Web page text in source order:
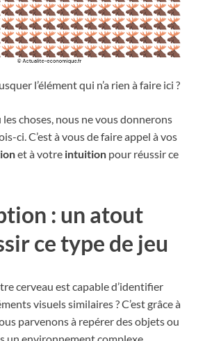
l’élément qui n’a rien à faire ici ?
choses, nous ne vous donnerons
ci. C’est à vous de faire appel à vos
et à votre intuition pour réussir ce
: un atout
ce type de jeu
cerveau est capable d’identifier
visuels similaires ? C’est grâce à
parvenons à repérer des objets ou